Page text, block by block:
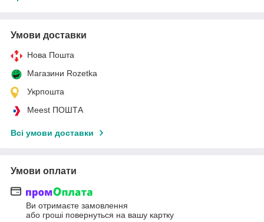
Умови доставки
Нова Пошта
Магазини Rozetka
Укрпошта
Meest ПОШТА
Всі умови доставки
Умови оплати
Ви отримаєте замовлення
або гроші повернуться на вашу картку